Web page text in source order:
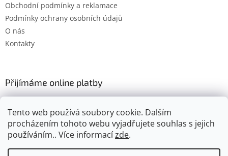
Tento web používá soubory cookie. Dalším
procházením tohoto webu vyjadřujete souhlas s jejich
používáním.. Více informacízde.
Obchodní podmínky a reklamace
Podmínky ochrany osobních údajů
O nás
Kontakty
Přijímáme online platby